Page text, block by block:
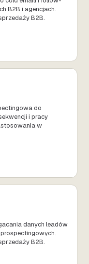
B2B i agencjach.
B2B.
do
i pracy
w
danych leadów
B2B.